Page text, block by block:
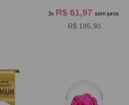
3x R$ 61,97 sem juros
R$ 185,90